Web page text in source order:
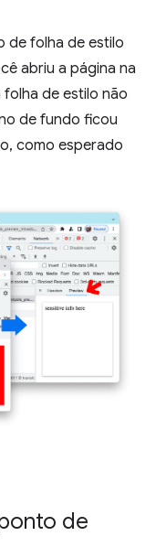
de folha de estilo
abriu a página na
folha de estilo não
de fundo ficou
como esperado
de